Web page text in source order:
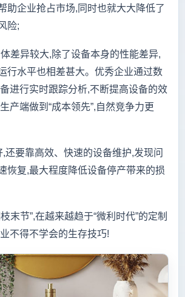
助企业抢占市场,同时也就大大降低了
险;
差异较大,除了设备本身的性能差异,
行水平也相差甚大。优秀企业通过数
进行实时跟踪分析,不断提高设备的效
产端做到“成本领先”,自然竞争力更
还要靠高效、快速的设备维护,发现问
恢复,最大程度降低设备停产带来的损
末节”,在越来越趋于“微利时代”的定制
不得不学会的生存技巧!